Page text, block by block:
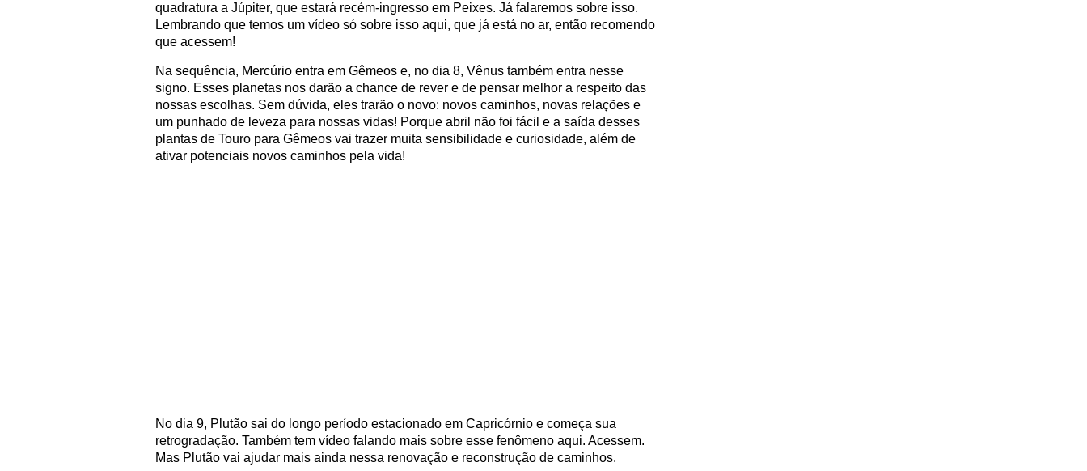
quadratura a Júpiter, que estará recém-ingresso em Peixes. Já falaremos sobre isso.
Lembrando que temos um vídeo só sobre isso aqui, que já está no ar, então recomendo
que acessem!
Na sequência, Mercúrio entra em Gêmeos e, no dia 8, Vênus também entra nesse
signo. Esses planetas nos darão a chance de rever e de pensar melhor a respeito das
nossas escolhas. Sem dúvida, eles trarão o novo: novos caminhos, novas relações e
um punhado de leveza para nossas vidas! Porque abril não foi fácil e a saída desses
plantas de Touro para Gêmeos vai trazer muita sensibilidade e curiosidade, além de
ativar potenciais novos caminhos pela vida!
No dia 9, Plutão sai do longo período estacionado em Capricórnio e começa sua
retrogradação. Também tem vídeo falando mais sobre esse fenômeno aqui. Acessem.
Mas Plutão vai ajudar mais ainda nessa renovação e reconstrução de caminhos.